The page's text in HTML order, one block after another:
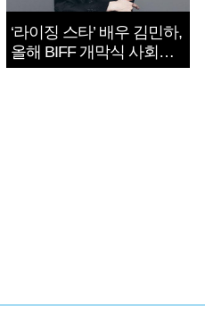
‘라이징 스타’ 배우 김민하,
올해 BIFF 개막식 사회자
확정